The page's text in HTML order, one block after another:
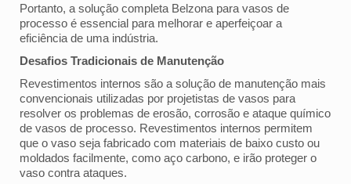
Portanto, a solução completa Belzona para vasos de
processo é essencial para melhorar e aperfeiçoar a
eficiência de uma indústria.
Desafios Tradicionais de Manutenção
Revestimentos internos são a solução de manutenção mais
convencionais utilizadas por projetistas de vasos para
resolver os problemas de erosão, corrosão e ataque químico
de vasos de processo. Revestimentos internos permitem
que o vaso seja fabricado com materiais de baixo custo ou
moldados facilmente, como aço carbono, e irão proteger o
vaso contra ataques.